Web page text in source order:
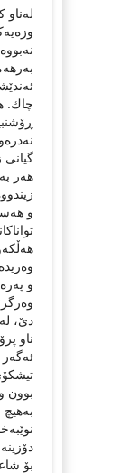
چاك.
گیانی
هەر بە
و
و
دێ،
ناو
بوون
بۆ